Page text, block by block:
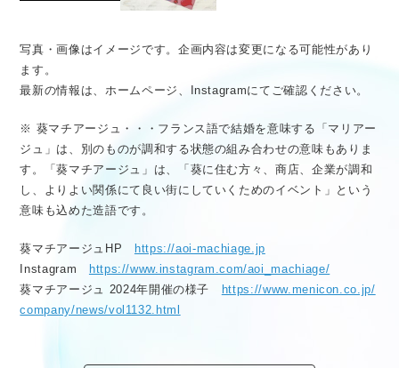
写真・画像はイメージです。企画内容は変更になる可能性があり
ます。
最新の情報は、ホームページ、Instagramにてご確認ください。
※ 葵マチアージュ・・・フランス語で結婚を意味する「マリアー
ジュ」は、別のものが調和する状態の組み合わせの意味もありま
す。「葵マチアージュ」は、「葵に住む方々、商店、企業が調和
し、よりよい関係にて良い街にしていくためのイベント」という
意味も込めた造語です。
葵マチアージュHP
https://aoi-machiage.jp
Instagram
https://www.instagram.com/aoi_machiage/
葵マチアージュ 2024年開催の様子
https://www.menicon.co.jp/
company/news/vol1132.html